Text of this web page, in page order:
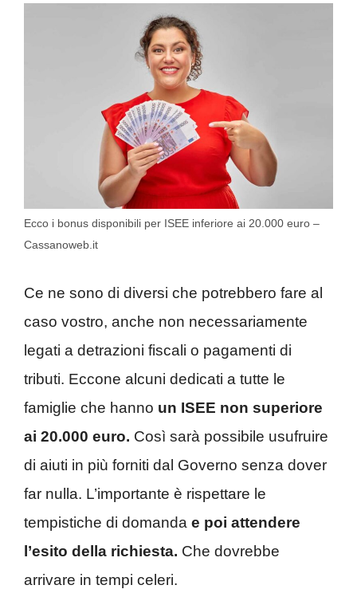
Ecco i bonus disponibili per ISEE inferiore ai 20.000 euro –
Cassanoweb.it
Ce ne sono di diversi che potrebbero fare al
caso vostro, anche non necessariamente
legati a detrazioni fiscali o pagamenti di
tributi. Eccone alcuni dedicati a tutte le
famiglie che hanno un ISEE non superiore
ai 20.000 euro. Così sarà possibile usufruire
di aiuti in più forniti dal Governo senza dover
far nulla. L’importante è rispettare le
tempistiche di domanda e poi attendere
l’esito della richiesta. Che dovrebbe
arrivare in tempi celeri.